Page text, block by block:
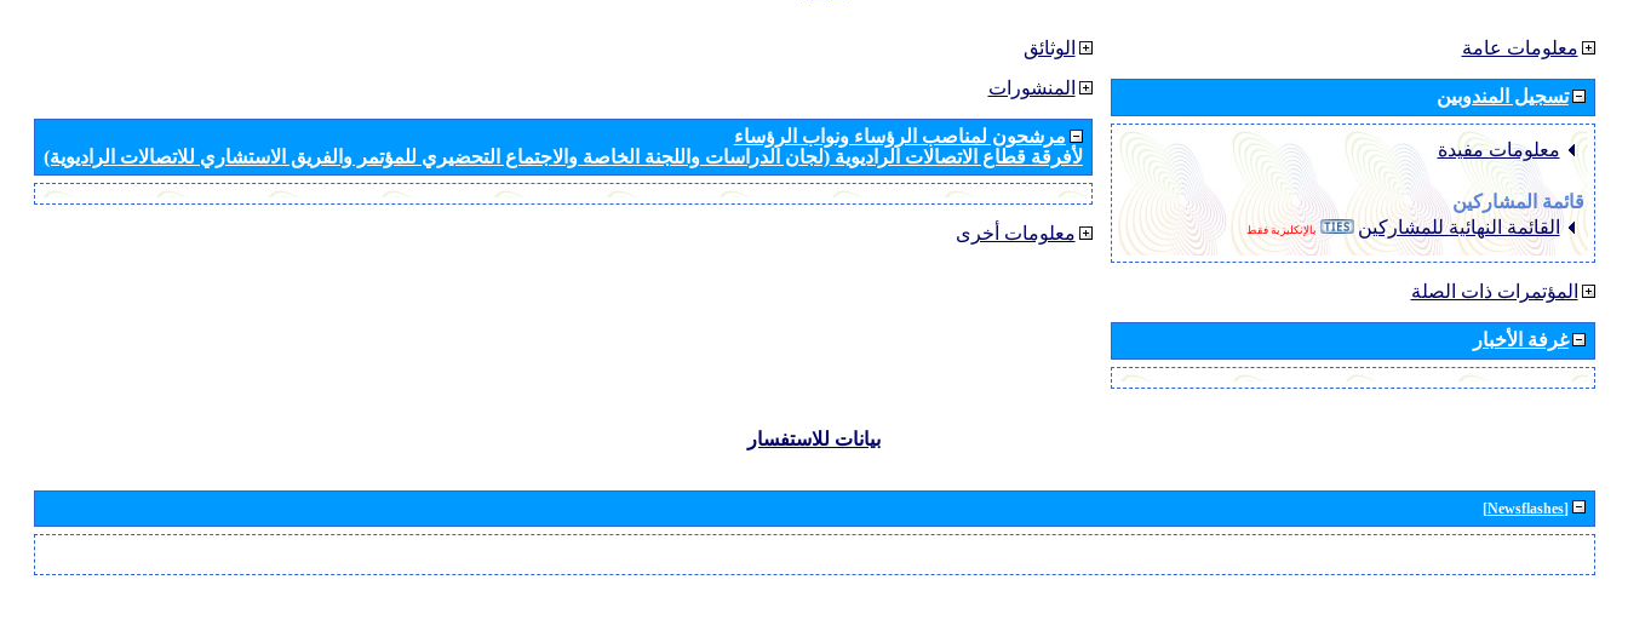
الوثائق
المنشورات
مرشحون لمناصب الرؤساء ونواب الرؤساء
لأفرقة قطاع الاتصالات الراديوية (لجان الدراسات واللجنة الخاصة والاجتماع التحضيري للمؤتمر والفريق الاستشاري للاتصالات الراديوية)
معلومات أخرى
معلومات عامة
تسجيل المندوبين
معلومات مفيدة
قائمة المشاركين
القائمة النهائية للمشاركين
بالإنكليزية فقط
المؤتمرات ذات الصلة
غرفة الأخبار
بيانات للاستفسار
[Newsflashes]